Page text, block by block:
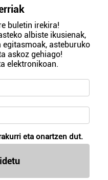
buletin irekira!
albiste ikusienak,
asteburuko
askoz gehiago!
elektronikoan.
eta onartzen dut.